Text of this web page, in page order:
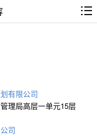
有限公司
理局高层一单元15层
司